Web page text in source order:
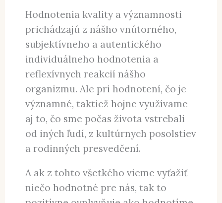
všetkému, čo sa nás týka, tým viac
budeme prežívať náš život ako
zmysluplný. Slovo dávame je
dôležité.
Hodnotenia kvality a významnosti
prichádzajú z nášho vnútorného,
subjektívneho a autentického
individuálneho hodnotenia a
reflexívnych reakcií nášho
organizmu. Ale pri hodnotení, čo je
významné, taktiež hojne využívame
aj to, čo sme počas života vstrebali
od iných ľudí, z kultúrnych posolstiev